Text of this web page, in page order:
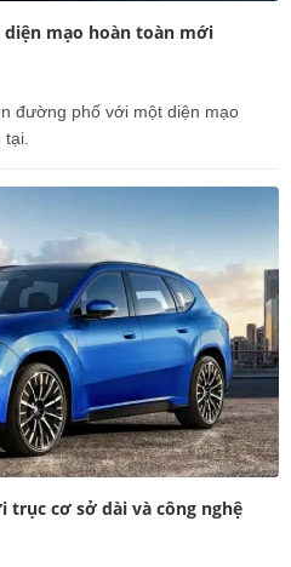
diện mạo hoàn toàn mới
đường phố với một diện mạo
trục cơ sở dài và công nghệ